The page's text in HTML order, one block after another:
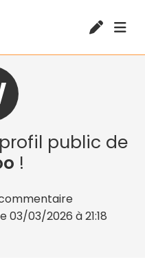
public de
!
03/03/2026 à 21:18